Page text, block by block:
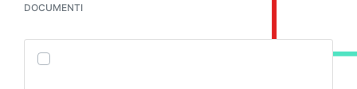
DOCUMENTI